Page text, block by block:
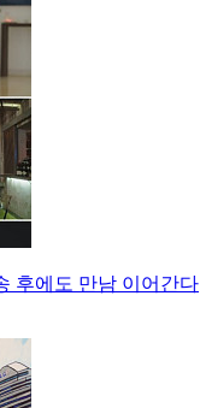
후에도 만남 이어간다